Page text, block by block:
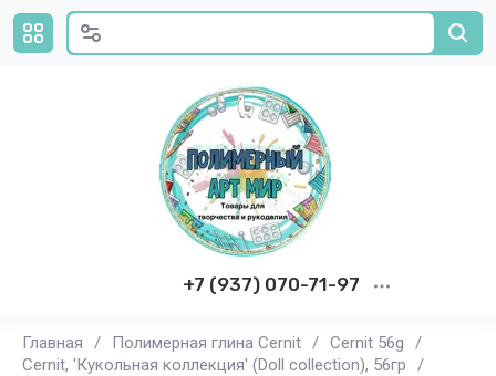
+7 (937) 070-71-97
Главная / Полимерная глина Cernit / Cernit 56g
/
Cernit, 'Кукольная коллекция' (Doll collection), 56гр
/